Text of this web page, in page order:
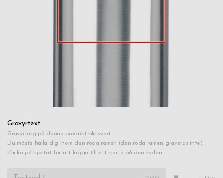
Gravyrtext
Gravyrfärg på denna produkt blir svart.
Du måste hålla dig inom den röda ramen (den röda ramen graveras inte).
Klicka på hjärtat för att lägga till ett hjärta på den raden.